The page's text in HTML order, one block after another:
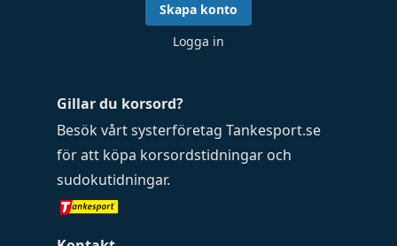
Gillar du korsord?
Besök vårt systerföretag Tankesport.se
för att köpa korsordstidningar och
sudokutidningar.
Skapa konto
Logga in